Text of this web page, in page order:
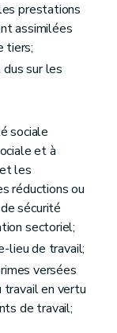
prestations
assimilées
tiers;
sur les
sociale
et à
les
réductions ou
sécurité
sectoriel;
lieu de travail;
versées
travail en vertu
de travail;